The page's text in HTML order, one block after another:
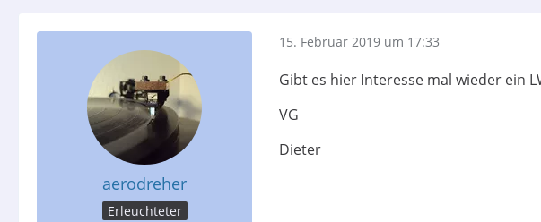
aerodreher
Erleuchteter
15. Februar 2019 um 17:33
Gibt es hier Interesse mal wieder ein
VG
Dieter